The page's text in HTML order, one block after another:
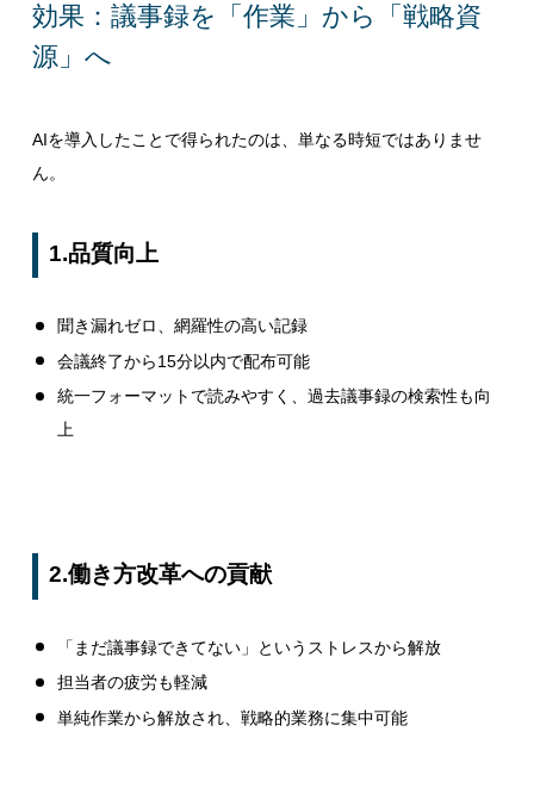
効果：議事録を「作業」から「戦略資
源」へ
AIを導入したことで得られたのは、単なる時短ではありませ
ん。
1.品質向上
聞き漏れゼロ、網羅性の高い記録
会議終了から15分以内で配布可能
統一フォーマットで読みやすく、過去議事録の検索性も向
上
2.働き方改革への貢献
「まだ議事録できてない」というストレスから解放
担当者の疲労も軽減
単純作業から解放され、戦略的業務に集中可能